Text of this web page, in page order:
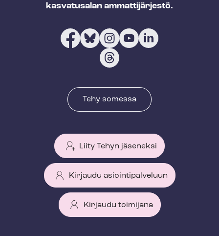
kasvatusalan ammattijärjestö.
Tehy somessa
Liity Tehyn jäseneksi
Kirjaudu asiointipalveluun
Kirjaudu toimijana